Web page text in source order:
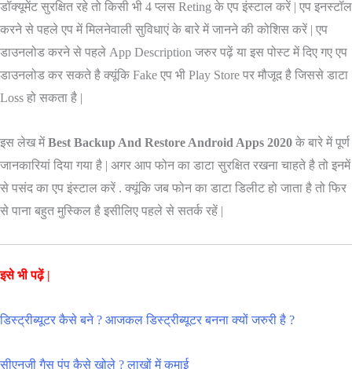
डॉक्यूमेंट सुरक्षित रहे तो किसी भी 4 प्लस Reting के एप इंस्टाल करें | एप इनस्टॉल
करने से पहले एप में मिलनेवाली सुविधाएं के बारे में जानने की कोशिस करें | एप
डाउनलोड करने से पहले App Description जरुर पढ़ें या इस पोस्ट में दिए गए एप
डाउनलोड कर सकते है क्यूंकि Fake एप भी Play Store पर मौजूद है जिससे डाटा
Loss हो सकता है |
इस लेख मेंBest Backup And Restore Android Apps 2020 के बारे में पूर्ण
जानकारियां दिया गया है | अगर आप फोन का डाटा सुरक्षित रखना चाहते है तो इनमें
से पसंद का एप इंस्टाल करें . क्यूंकि जब फोन का डाटा डिलीट हो जाता है तो फिर
से पाना बहुत मुस्किल है इसीलिए पहले से सतर्क रहें |
इसे भी पढ़ें |
डिस्ट्रीब्यूटर कैसे बने ? आजकल डिस्ट्रीब्यूटर बनना क्यों जरुरी है ?
सीएनजी गैस पंप कैसे खोले ? लाखों में कमाई